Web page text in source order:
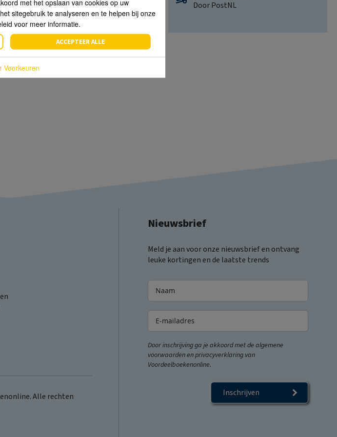
Door PostNL
Alle rechten
Nieuwsbrief
Meld je aan voor onze nieuwsbrief en ontvang
leuke kortingen en de laatste trends
Door inschrijving ga je akkoord met de algemene
voorwaarden en privacyverklaring van
Voordeelboekenonline.
Inschrijven
met het opslaan van cookies op uw
sitegebruik te analyseren en te helpen bij onze
voor meer informatie.
ACCEPTEER ALLE
Voorkeuren